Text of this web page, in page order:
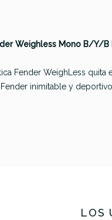
Weighless Mono B/Y/B
Fender WeighLess
inimitable y
LOS